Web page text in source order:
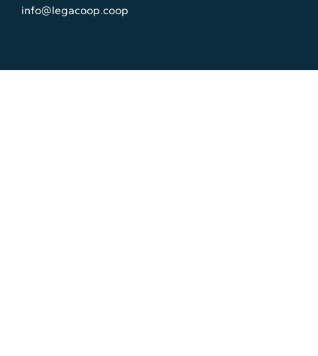
info@legacoop.coop